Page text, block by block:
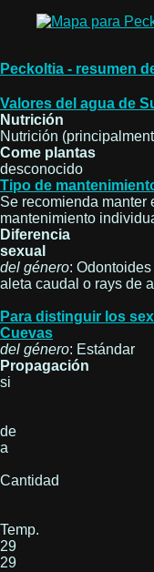
Peckoltia - resumen
Valores del agua de
Nutrición
Nutrición
Come plantas
desconocido
Tipo de
Se recomienda manter
mantenimiento
Diferencia
sexual
del género:
aleta caudal o rays de
Para distinguir los
Cuevas
del género: Estándar
Propagación
si
de
a
Cantidad
Temp.
29
29